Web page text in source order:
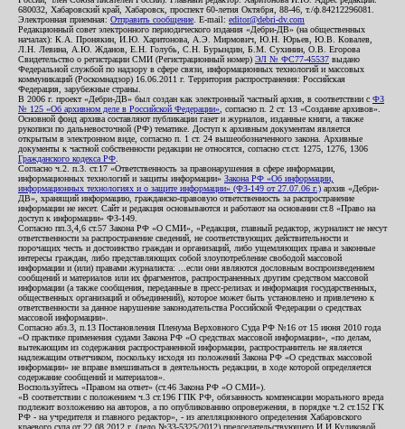
680032, Хабаровский край, Хабаровск, проспект 60-летия Октября, 88-46, т./ф.84212296081.
Электронная приемная: Отправить сообщение . E-mail: editor@debri-dv.com
Редакционный совет электронного периодического издания «Дебри-ДВ» (на общественных
началах): К.А. Пронякин, И.Ю. Харитонова, А.Э. Мирмович, Ю.Н. Юрьев, Ю.В. Ковалев,
Л.Н. Левина, А.Ю. Жданов, Е.Н. Голубь, С.Н. Бурындин, Б.М. Сухинин, О.В. Егорова
Свидетельство о регистрации СМИ (Регистрационный номер) ЭЛ № ФС77-45537 выдано
Федеральной службой по надзору в сфере связи, информационных технологий и массовых
коммуникаций (Роскомнадзор) 16.06.2011 г. Территория распространения: Российская
Федерация, зарубежные страны.
В 2006 г. проект «Дебри-ДВ» был создан как электронный частный архив, в соответствии с ФЗ
№ 125 «Об архивном деле в Российской Федерации» , согласно п. 2 ст. 13 «Создание архивов».
Основной фонд архива составляют публикации газет и журналов, изданные книги, а также
рукописи по дальневосточной (РФ) тематике. Доступ к архивным документам является
открытым в электронном виде, согласно п. 1 ст. 24 вышеобозначенного закона. Архивные
документы к частной собственности редакции не относятся, согласно ст.ст. 1275, 1276, 1306
Гражданского кодекса РФ
Согласно ч.2. п.3. ст.17 «Ответственность за правонарушения в сфере информации,
информационных технологий и защиты информации» Закона РФ «Об информации,
информационных технологиях и о защите информации» (ФЗ-149 от 27.07.06 г.) архив «Дебри-
ДВ», хранящий информацию, гражданско-правовую ответственность за распространение
информации не несет. Сайт и редакция основываются и работают на основании ст.8 «Право на
доступ к информации» ФЗ-149.
Согласно пп.3,4,6 ст.57 Закона РФ «О СМИ», «Редакция, главный редактор, журналист не несут
ответственности за распространение сведений, не соответствующих действительности и
порочащих честь и достоинство граждан и организаций, либо ущемляющих права и законные
интересы граждан, либо представляющих собой злоупотребление свободой массовой
информации и (или) правами журналиста: ...если они являются дословным воспроизведением
сообщений и материалов или их фрагментов, распространенных другим средством массовой
информации (а также сообщения, переданные в пресс-релизах и информация государственных,
общественных организаций и объединений), которое может быть установлено и привлечено к
ответственности за данное нарушение законодательства Российской Федерации о средствах
массовой информации».
Согласно абз.3, п.13 Постановления Пленума Верховного Суда РФ №16 от 15 июня 2010 года
«О практике применения судами Закона РФ «О средствах массовой информации», «по делам,
вытекающим из содержания распространенной информации, распространитель не является
надлежащим ответчиком, поскольку исходя из положений Закона РФ «О средствах массовой
информации» не вправе вмешиваться в деятельность редакции, в ходе которой определяется
содержание сообщений и материалов».
Воспользуйтесь «Правом на ответ» (ст.46 Закона РФ «О СМИ»).
«В соответствии с положением ч.3 ст.196 ГПК РФ, обязанность компенсации морального вреда
подлежит возложению на авторов, а по опубликованию опровержения, в порядке ч.2 ст.152 ГК
РФ - на учредителя и главного редактор», - из апелляционного определения Хабаровского
краевого суда от 22.08.2012 г. (дело №33-5325/2012) председательствующего И.И.Куликовой,